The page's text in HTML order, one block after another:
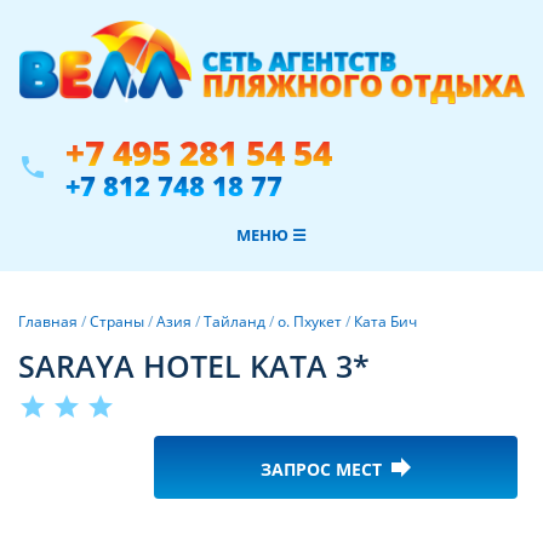
phone +7 495 281 54 54
+7 812 748 18 77
МЕНЮ ☰
Главная /Страны/Азия /Тайланд/о. Пхукет/ Ката Бич
SARAYA HOTEL KATA 3*
star star star
ЗАПРОС МЕСТ forward